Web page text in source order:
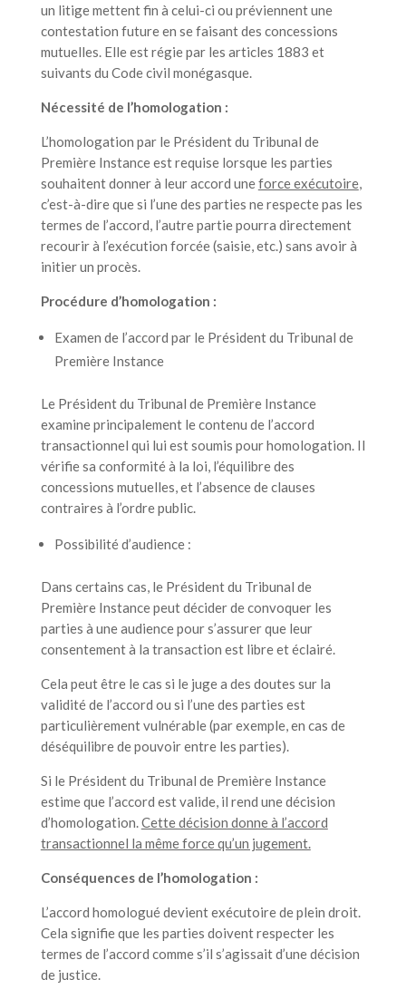
un litige mettent fin à celui-ci ou préviennent une
contestation future en se faisant des concessions
mutuelles. Elle est régie par les articles 1883 et
suivants du Code civil monégasque.
Nécessité de l’homologation :
L’homologation par le Président du Tribunal de
Première Instance est requise lorsque les parties
souhaitent donner à leur accord uneforce exécutoire,
c’est-à-dire que si l’une des parties ne respecte pas les
termes de l’accord, l’autre partie pourra directement
recourir à l’exécution forcée (saisie, etc.) sans avoir à
initier un procès.
Procédure d’homologation :
Examen de l’accord par le Président du Tribunal de
Première Instance
Le Président du Tribunal de Première Instance
examine principalement le contenu de l’accord
transactionnel qui lui est soumis pour homologation. Il
vérifie sa conformité à la loi, l’équilibre des
concessions mutuelles, et l’absence de clauses
contraires à l’ordre public.
Possibilité d’audience :
Dans certains cas, le Président du Tribunal de
Première Instance peut décider de convoquer les
parties à une audience pour s’assurer que leur
consentement à la transaction est libre et éclairé.
Cela peut être le cas si le juge a des doutes sur la
validité de l’accord ou si l’une des parties est
particulièrement vulnérable (par exemple, en cas de
déséquilibre de pouvoir entre les parties).
Si le Président du Tribunal de Première Instance
estime que l’accord est valide, il rend une décision
d’homologation.Cette décision donne à l’accord
transactionnel la même force qu’un jugement.
Conséquences de l’homologation :
L’accord homologué devient exécutoire de plein droit.
Cela signifie que les parties doivent respecter les
termes de l’accord comme s’il s’agissait d’une décision
de justice.